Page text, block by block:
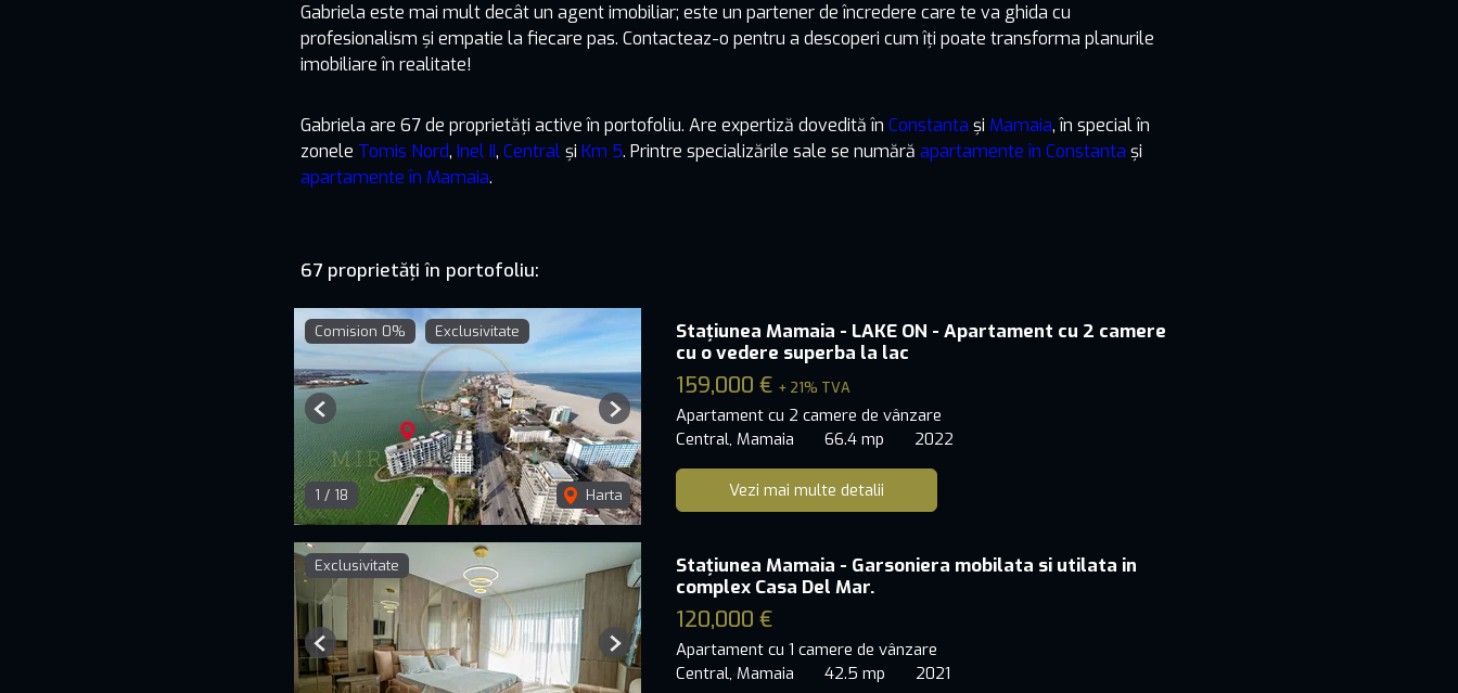
Gabriela este mai mult decât un agent imobiliar; este un partener de încredere care te va ghida cu
profesionalism și empatie la fiecare pas. Contacteaz-o pentru a descoperi cum îți poate transforma planurile
imobiliare în realitate!
Gabriela are 67 de proprietăți active în portofoliu. Are expertiză dovedită înConstanta și Mamaia, în special în
zonele Tomis Nord,Inel II,CentralșiKm 5. Printre specializările sale se numărăapartamente în Constanta și
apartamente în Mamaia.
67 proprietăți în portofoliu:
Comision 0% Exclusivitate
1 / 18 Harta
Previous Next
Stațiunea Mamaia - LAKE ON - Apartament cu 2 camere
cu o vedere superba la lac
159,000 € + 21% TVA
Apartament cu 2 camere de vânzare
Central, Mamaia
66.4 mp 2022
Vezi mai multe detalii
Exclusivitate
Previous Next
Stațiunea Mamaia - Garsoniera mobilata si utilata in
complex Casa Del Mar.
120,000 €
Apartament cu 1 camere de vânzare
Central, Mamaia
42.5 mp 2021